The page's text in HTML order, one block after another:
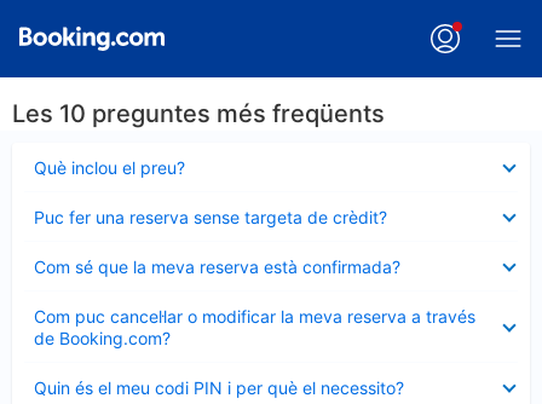
Les 10 preguntes més freqüents
Què inclou el preu?
tancat
Puc fer una reserva sense targeta de crèdit?
tancat
Com sé que la meva reserva està confirmada?
tancat
Com puc cancel·lar o modificar la meva reserva a través
de Booking.com?
tancat
Quin és el meu codi PIN i per què el necessito?
tancat